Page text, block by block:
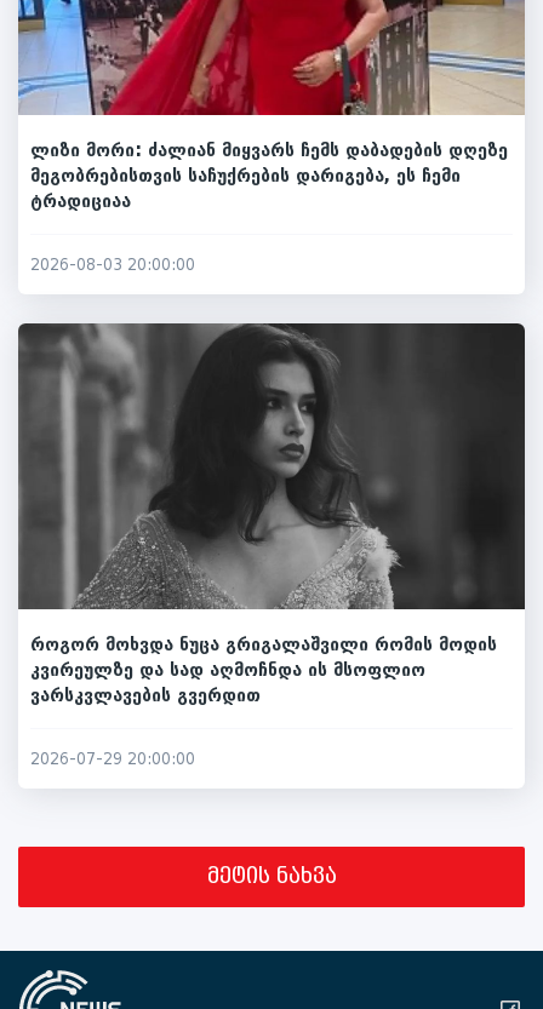
ლიზი მორი: ძალიან მიყვარს ჩემს დაბადების დღეზე
მეგობრებისთვის საჩუქრების დარიგება, ეს ჩემი
ტრადიციაა
2026-08-03 20:00:00
როგორ მოხვდა ნუცა გრიგალაშვილი რომის მოდის
კვირეულზე და სად აღმოჩნდა ის მსოფლიო
ვარსკვლავების გვერდით
2026-07-29 20:00:00
მეტის ნახვა